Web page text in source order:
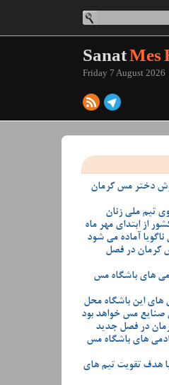
Sanat
Friday 7 August 2026
دختر مس کرمان
تیم ملی زنان
از ابتدای مهر ماه
آماده می شود
مس کرمان در فصل
های باشگاه مس
های این باشگاه محل
مس خواهد بود
در فصل جدید
در آکادمی های باشگاه مس
هدف تقویت تیم‌ های